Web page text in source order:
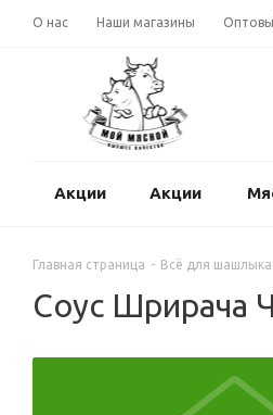
О нас Наши магазины
Акции Акции
Главная страница - Всё для шашлыка
Соус Шрирача